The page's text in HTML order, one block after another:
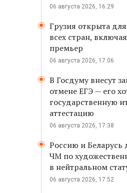
06 августа 2026, 16:29
Грузия открыта
всех стран,
премьер
06 августа 2026, 17:06
В Госдуму внесут
отмене ЕГЭ — его
государственную
аттестацию
06 августа 2026, 17:38
Россию и Беларусь
ЧМ по
в нейтральном
06 августа 2026, 17:52